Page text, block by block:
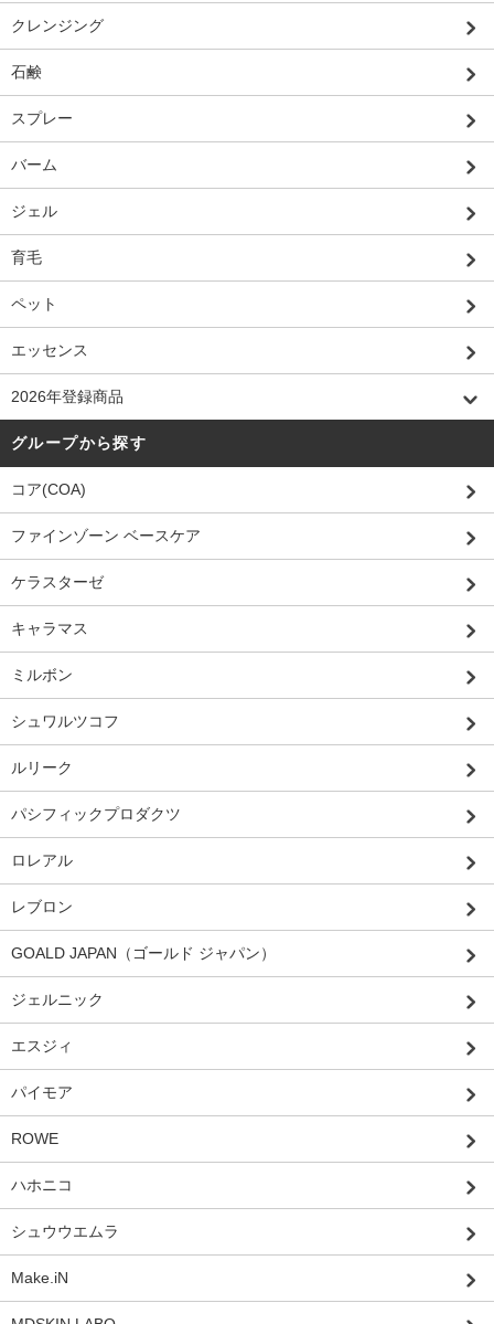
クレンジング
石鹸
スプレー
バーム
ジェル
育毛
ペット
エッセンス
2026年登録商品
グループから探す
コア(COA)
ファインゾーン ベースケア
ケラスターゼ
キャラマス
ミルボン
シュワルツコフ
ルリーク
パシフィックプロダクツ
ロレアル
レブロン
GOALD JAPAN（ゴールド ジャパン）
ジェルニック
エスジィ
パイモア
ROWE
ハホニコ
シュウウエムラ
Make.iN